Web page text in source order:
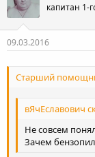
капитан 1-
09.03.2016
Старший
вЯчЕславович
Не совсем
Зачем